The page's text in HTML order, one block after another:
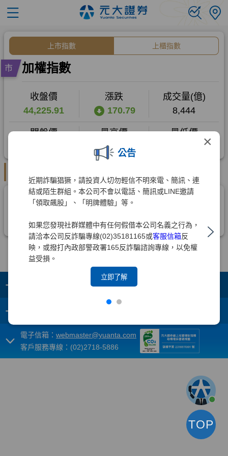
×
公告
近期詐騙猖獗，請投資人切勿輕信不明來電、簡訊、連
結或陌生群組。本公司不會以電話、簡訊或LINE邀請
「領取飆股」、「明牌體驗」等。
如果您發現社群媒體中有任何假借本公司名義之行為，
請洽本公司反詐騙專線(02)35181165或客服信箱反
映，或撥打內政部警政署165反詐騙諮詢專線，以免權
益受損。
立即了解
+
+
電子信箱： webmaster@yuanta.com
客戶服務專線：(02)2718-5886
TOP